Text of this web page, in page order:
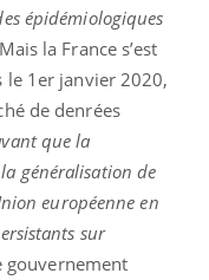
épidémiologiques
la France s’est
le 1er janvier 2020,
de denrées
que la
généralisation de
européenne en
sur
gouvernement